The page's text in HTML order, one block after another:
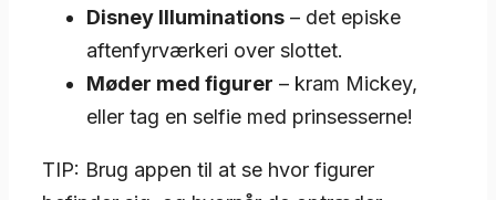
Disney Illuminations – det episke
aftenfyrværkeri over slottet.
Møder med figurer – kram Mickey,
eller tag en selfie med prinsesserne!
TIP: Brug appen til at se hvor figurer